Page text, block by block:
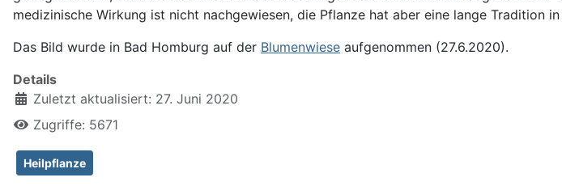
medizinische Wirkung ist nicht nachgewiesen, die Pflanze hat aber eine lange Tradition
Das Bild wurde in Bad Homburg auf der Blumenwiese aufgenommen (27.6.2020).
Details
Zuletzt aktualisiert: 27. Juni 2020
Zugriffe: 5671
Heilpflanze